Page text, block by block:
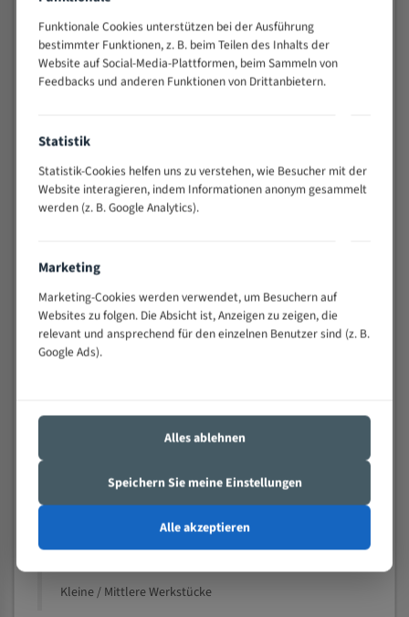
600
> 500
0,75/1,25
Vorteile:
Vielseitiges Bandsägeblatt für verschiedenste
Widerstandsfähig gegen Zahnbruch auch bei
wechselnde Verbindungslängen)
Sehr geringe Vibration
Technische Beschreibung:
Positiver Spanwinkel
Bandkörper aus hochlegiertem Federstahl
Legierte HSS-beschichtete Zahnspitzen
Nichteisenmetalle
Speziell entwickelt für Profile / Rohre
Kleine und mittlere Profile / Kleine Durchmesser
Kleine / Mittlere Werkstücke
Funktionale Cookies unterstützen bei der Ausführung
bestimmter Funktionen, z. B. beim Teilen des Inhalts der
Website auf Social-Media-Plattformen, beim Sammeln von
Feedbacks und anderen Funktionen von Drittanbietern.
Statistik
Statistik-Cookies helfen uns zu verstehen, wie Besucher mit der
Website interagieren, indem Informationen anonym gesammelt
werden (z. B. Google Analytics).
Marketing
Marketing-Cookies werden verwendet, um Besuchern auf
Websites zu folgen. Die Absicht ist, Anzeigen zu zeigen, die
relevant und ansprechend für den einzelnen Benutzer sind (z. B.
Google Ads).
Alles ablehnen
Speichern Sie meine Einstellungen
Alle akzeptieren